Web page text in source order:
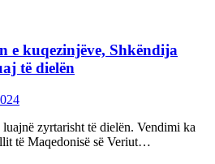
e kuqezinjëve, Shkëndija
të dielën
zyrtarisht të dielën. Vendimi ka
të Maqedonisë së Veriut…